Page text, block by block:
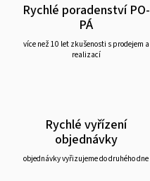
Rychlé poradenství PO-
PÁ
více než 10 let zkušenosti s prodejem a
realizací
Rychlé vyřízení
objednávky
objednávky vyřizujeme do druhého dne